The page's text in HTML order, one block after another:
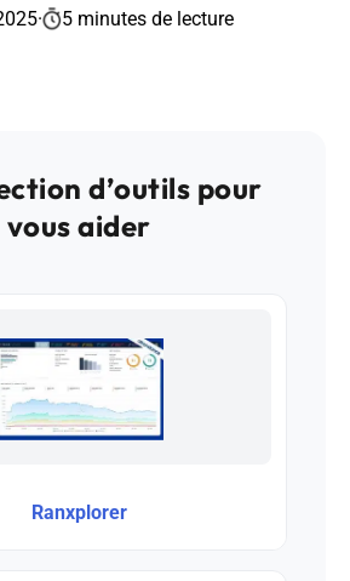
· 5 minutes de lecture
d’outils pour
vous aider
Ranxplorer